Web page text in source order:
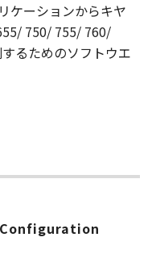
ケーションからキヤ
750/ 755/ 760/
るためのソフトウエ
Configuration